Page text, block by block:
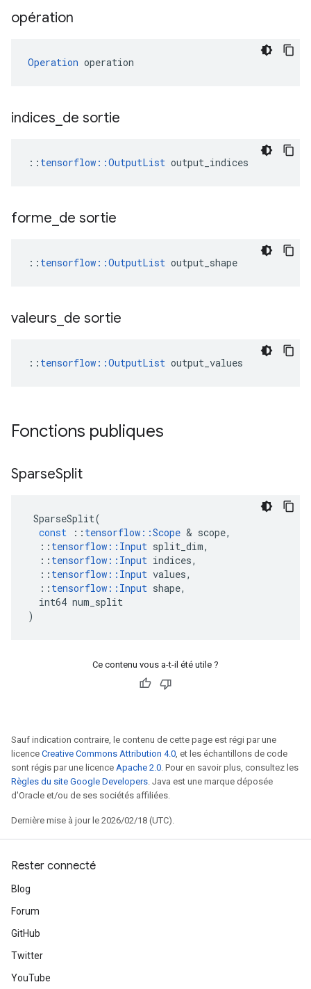
opération
Operation operation
indices de sortie
:: tensorflow::OutputList output_indices
forme de sortie
:: tensorflow::OutputList output_shape
valeurs de sortie
:: tensorflow::OutputList output_values
Fonctions publiques
SparseSplit
SparseSplit(
const
:: tensorflow ::Scope & scope,
:: tensorflow :: Input split_dim,
:: tensorflow :: Input indices,
:: tensorflow :: Input values,
:: tensorflow :: Input shape,
int64 num_split
)
Ce contenu vous a-t-il été utile ?
Sauf indication contraire, le contenu de cette page est régi par une
licence Creative Commons Attribution 4.0, et les échantillons de code
sont régis par une licence Apache 2.0. Pour en savoir plus, consultez les
Règles du site Google Developers. Java est une marque déposée
d'Oracle et/ou de ses sociétés affiliées.
Dernière mise à jour le 2026/02/18 (UTC).
Rester connecté
Blog
Forum
GitHub
Twitter
YouTube